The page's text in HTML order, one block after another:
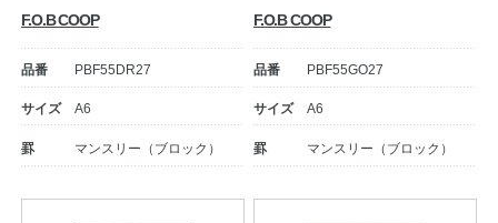
F.O.B COOP
品番 PBF55DR27
サイズ A6
罫 マンスリー（ブロック）
F.O.B COOP
品番 PBF55GO27
サイズ A6
罫 マンスリー（ブロック）